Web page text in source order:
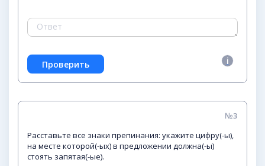
№3
Расставьте все знаки препинания: укажите цифру(-ы),
на месте которой(-ых) в предложении должна(-ы)
стоять запятая(-ые).